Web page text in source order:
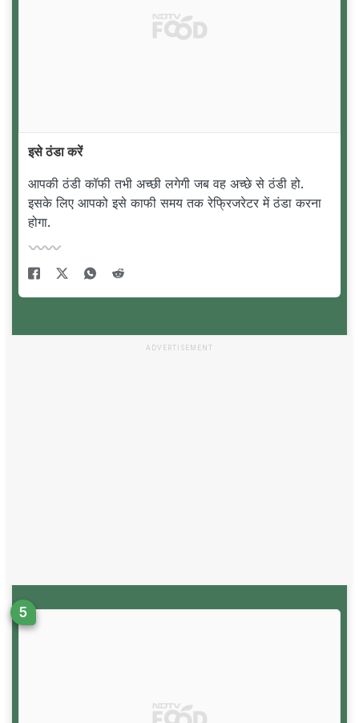
इसे ठंडा करें
आपकी ठंडी कॉफी तभी अच्छी लगेगी जब वह अच्छे से ठंडी हो.
इसके लिए आपको इसे काफी समय तक रेफ्रिजरेटर में ठंडा करना
होगा.
ADVERTISEMENT